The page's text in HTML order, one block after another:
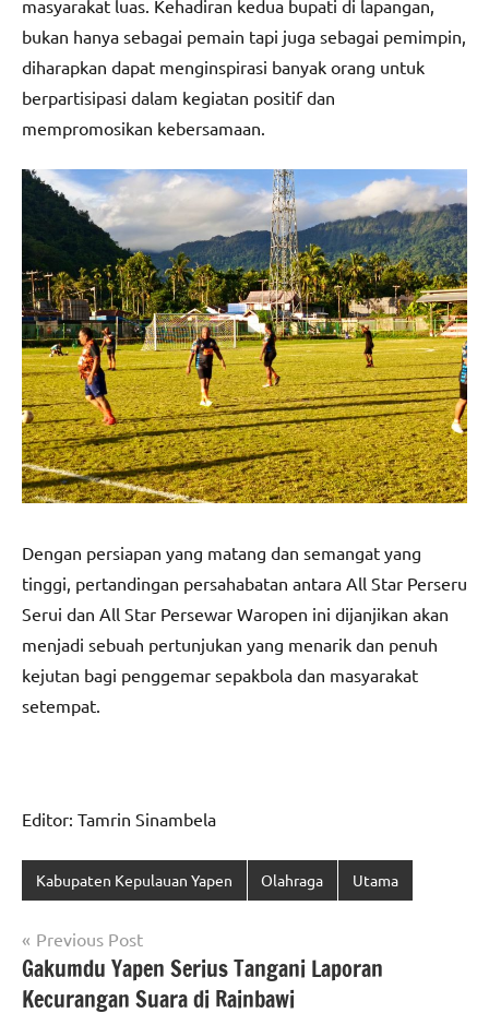
masyarakat luas. Kehadiran kedua bupati di lapangan,
bukan hanya sebagai pemain tapi juga sebagai pemimpin,
diharapkan dapat menginspirasi banyak orang untuk
berpartisipasi dalam kegiatan positif dan
mempromosikan kebersamaan.
Dengan persiapan yang matang dan semangat yang
tinggi, pertandingan persahabatan antara All Star Perseru
Serui dan All Star Persewar Waropen ini dijanjikan akan
menjadi sebuah pertunjukan yang menarik dan penuh
kejutan bagi penggemar sepakbola dan masyarakat
setempat.
Editor: Tamrin Sinambela
Kabupaten Kepulauan Yapen Olahraga Utama
Navigasi
pos
Previous Post
Gakumdu Yapen Serius Tangani Laporan
Kecurangan Suara di Rainbawi